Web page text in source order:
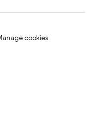
cookies